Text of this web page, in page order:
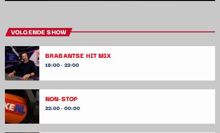
VOLGENDE SHOW
BRABANTSE HIT MIX
18:00 - 22:00
NON-STOP
22:00 - 00:00